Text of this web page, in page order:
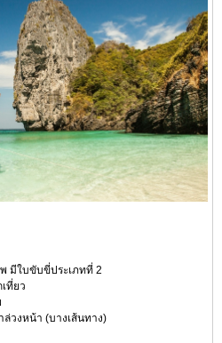
มีใบขับขี่ประเภทที่ 2
ที่ยว
วงหน้า (บางเส้นทาง)